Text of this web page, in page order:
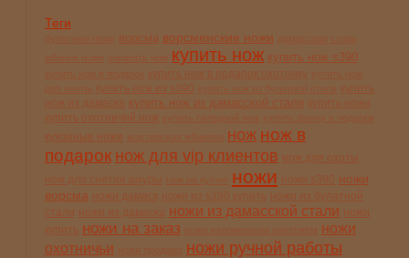
Теги
ворсма ворсменские ножи
купить нож купить нож s390
купить нож из дамасской стали
купить охотничий нож
кухонные ножи нож нож в
подарок нож для vip клиентов нож для охоты
ножи
ножи
ворсма
ножи дамаск
ножи из булатной
стали
ножи из дамасской стали
ножи
купить
ножи на заказ
ножи
охотничьи
ножи ручной работы